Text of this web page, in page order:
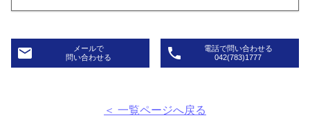
email
メールで
問い合わせる
phone
電話で問い合わせる
042(783)1777
＜ 一覧ページへ戻る